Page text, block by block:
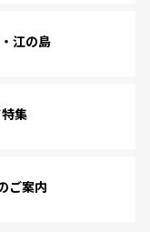
江の島
集
ご案内